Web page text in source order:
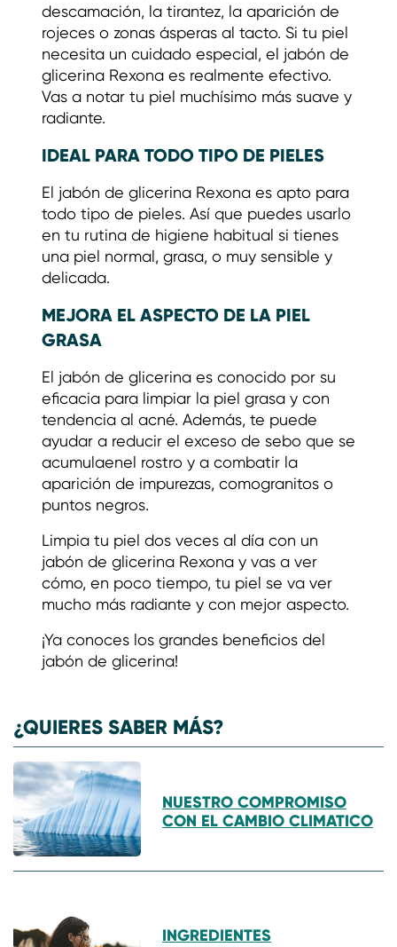
descamación, la tirantez, la aparición de
rojeces o zonas ásperas al tacto. Si tu piel
necesita un cuidado especial, el jabón de
glicerina Rexona es realmente efectivo.
Vas a notar tu piel muchísimo más suave y
radiante.
IDEAL PARA TODO TIPO DE PIELES
El jabón de glicerina Rexona es apto para
todo tipo de pieles. Así que puedes usarlo
en tu rutina de higiene habitual si tienes
una piel normal, grasa, o muy sensible y
delicada.
MEJORA EL ASPECTO DE LA PIEL
GRASA
El jabón de glicerina es conocido por su
eficacia para limpiar la piel grasa y con
tendencia al acné. Además, te puede
ayudar a reducir el exceso de sebo que se
acumulaenel rostro y a combatir la
aparición de impurezas, comogranitos o
puntos negros.
Limpia tu piel dos veces al día con un
jabón de glicerina Rexona y vas a ver
cómo, en poco tiempo, tu piel se va ver
mucho más radiante y con mejor aspecto.
¡Ya conoces los grandes beneficios del
jabón de glicerina!
¿QUIERES SABER MÁS?
NUESTRO COMPROMISO
CON EL CAMBIO CLIMATICO
INGREDIENTES